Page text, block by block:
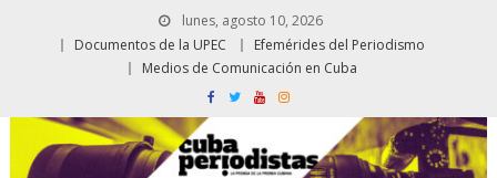
lunes, agosto 10, 2026
Documentos de la UPEC
Efemérides del Periodismo
Medios de Comunicación en Cuba